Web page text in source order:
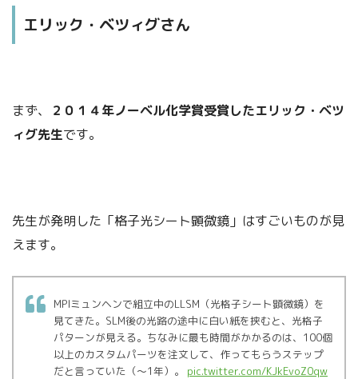
エリック・ベツィグさん
まず、
２０１４年ノーベル化学賞受賞したエリック・ベツ
ィグ先生です。
先生が発明した「格子光シート顕微鏡」はすごいものが見
えます。
MPIミュンヘンで組立中のLLSM（光格子シート顕微鏡）を
見てきた。SLM後の光路の途中に白い紙を挟むと、光格子
パターンが見える。ちなみに最も時間がかかるのは、100個
以上のカスタムパーツを注文して、作ってもらうステップ
だと言っていた（〜1年）。 pic.twitter.com/KJkEvoZ0qw